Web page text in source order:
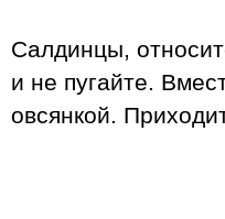
Салдинцы,
и не пугайте.
овсянкой.